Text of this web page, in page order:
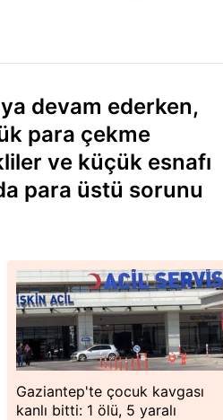
devam ederken,
para çekme
ve küçük esnafı
para üstü sorunu
Gaziantep'te çocuk kavgası
kanlı bitti: 1 ölü, 5 yaralı